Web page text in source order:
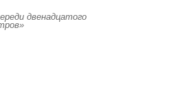
двенадцатого